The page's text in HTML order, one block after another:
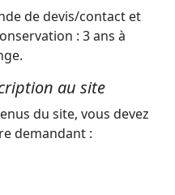
de devis/contact et
: 3 ans à
au site
du site, vous devez
demandant :